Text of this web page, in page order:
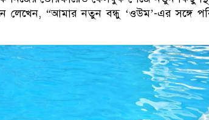
লেখেন, “আমার নতুন বন্ধু ‘ওউম’-এর সঙ্গে